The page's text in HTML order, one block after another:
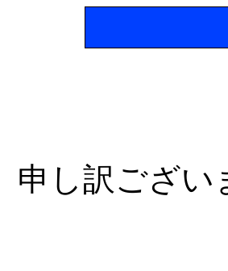
申し訳ござい